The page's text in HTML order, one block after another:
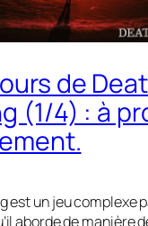
de
(1/4) : à
est un jeu complexe
aborde de manière